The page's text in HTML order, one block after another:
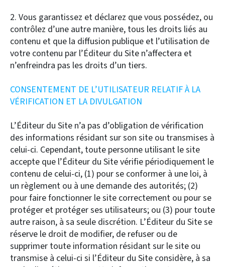
2. Vous garantissez et déclarez que vous possédez, ou
contrôlez d’une autre manière, tous les droits liés au
contenu et que la diffusion publique et l’utilisation de
votre contenu par l’Éditeur du Site n’affectera et
n’enfreindra pas les droits d’un tiers.
CONSENTEMENT DE L’UTILISATEUR RELATIF À LA
VÉRIFICATION ET LA DIVULGATION
L’Éditeur du Site n’a pas d’obligation de vérification
des informations résidant sur son site ou transmises à
celui-ci. Cependant, toute personne utilisant le site
accepte que l’Éditeur du Site vérifie périodiquement le
contenu de celui-ci, (1) pour se conformer à une loi, à
un règlement ou à une demande des autorités; (2)
pour faire fonctionner le site correctement ou pour se
protéger et protéger ses utilisateurs; ou (3) pour toute
autre raison, à sa seule discrétion. L’Éditeur du Site se
réserve le droit de modifier, de refuser ou de
supprimer toute information résidant sur le site ou
transmise à celui-ci si l’Éditeur du Site considère, à sa